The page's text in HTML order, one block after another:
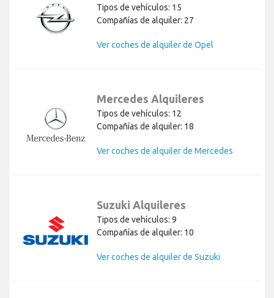
Tipos de vehículos: 15
Compañías de alquiler: 27
Ver coches de alquiler de Opel
Mercedes Alquileres
Tipos de vehículos: 12
Compañías de alquiler: 18
Ver coches de alquiler de Mercedes
Suzuki Alquileres
Tipos de vehículos: 9
Compañías de alquiler: 10
Ver coches de alquiler de Suzuki